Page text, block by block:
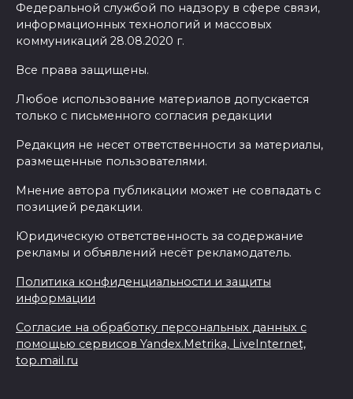
Федеральной службой по надзору в сфере связи,
информационных технологий и массовых
коммуникаций 28.08.2020 г.
Все права защищены.
Любое использование материалов допускается
только с письменного согласия редакции
Редакция не несет ответственности за материалы,
размещенные пользователями.
Мнение автора публикации может не совпадать с
позицией редакции.
Юридическую ответственность за содержание
рекламы и объявлений несёт рекламодатель.
Политика конфиденциальности и защиты
информации
Согласие на обработку персональных данных с
помощью сервисов Yandex.Metrika, LiveInternet,
top.mail.ru